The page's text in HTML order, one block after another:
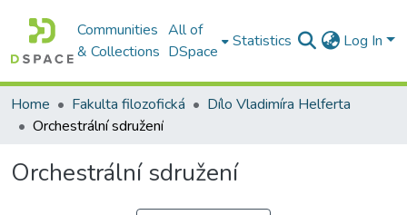
Communities
& Collections
All of
DSpace
Statistics Log In
Home Fakulta filozofická
Dílo Vladimíra Helferta
Orchestrální sdružení
Orchestrální sdružení